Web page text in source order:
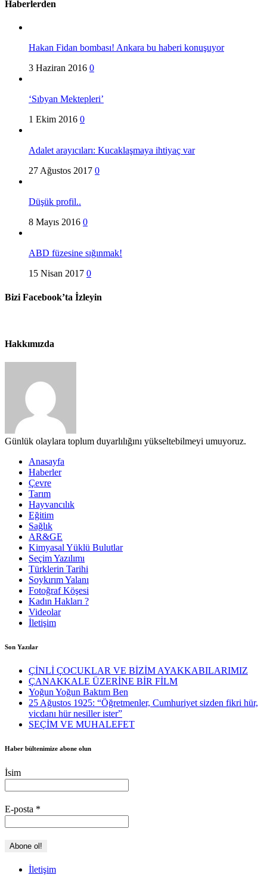
Haberlerden
Hakan Fidan bombası! Ankara bu haberi konuşuyor
3 Haziran 2016 0
‘Sıbyan Mektepleri’
1 Ekim 2016 0
Adalet arayıcıları: Kucaklaşmaya ihtiyaç var
27 Ağustos 2017 0
Düşük profil..
8 Mayıs 2016 0
ABD füzesine sığınmak!
15 Nisan 2017 0
Bizi Facebook’ta İzleyin
Hakkımızda
Günlük olaylara toplum duyarlılığını yükseltebilmeyi umuyoruz.
Anasayfa
Haberler
Çevre
Tarım
Hayvancılık
Eğitim
Sağlık
AR&GE
Kimyasal Yüklü Bulutlar
Seçim Yazılımı
Türklerin Tarihi
Soykırım Yalanı
Fotoğraf Köşesi
Kadın Hakları ?
Videolar
İletişim
Son Yazılar
ÇİNLİ ÇOCUKLAR VE BİZİM AYAKKABILARIMIZ
ÇANAKKALE ÜZERİNE BİR FİLM
Yoğun Yoğun Baktım Ben
25 Ağustos 1925: “Öğretmenler, Cumhuriyet sizden fikri hür,
vicdanı hür nesiller ister”
SEÇİM VE MUHALEFET
Haber bültenimize abone olun
İsim
E-posta *
İletişim